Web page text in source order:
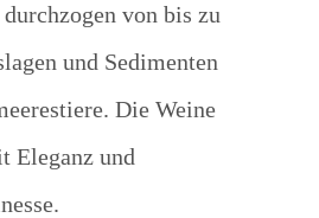
von bis zu
und Sedimenten
Die Weine
Eleganz und